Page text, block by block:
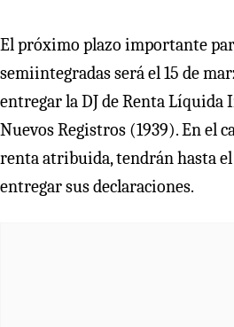
El próximo plazo importante
semiintegradas será el 15 de
entregar la DJ de Renta Líquida
Nuevos Registros (1939). En el
renta atribuida, tendrán hasta el
entregar sus declaraciones.